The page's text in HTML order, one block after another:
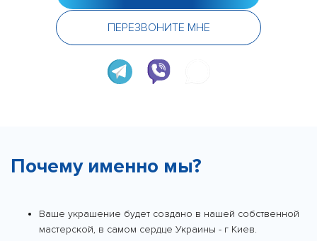
ПЕРЕЗВОНИТЕ МНЕ
Почему именно мы?
Ваше украшение будет создано в нашей собственной
мастерской, в самом сердце Украины - г Киев.